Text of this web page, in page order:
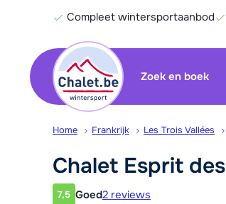
Compleet wintersportaanbod
Zoek en boek
Home Frankrijk Les Trois Vallées
Chalet Esprit
7,5 Goed2 reviews